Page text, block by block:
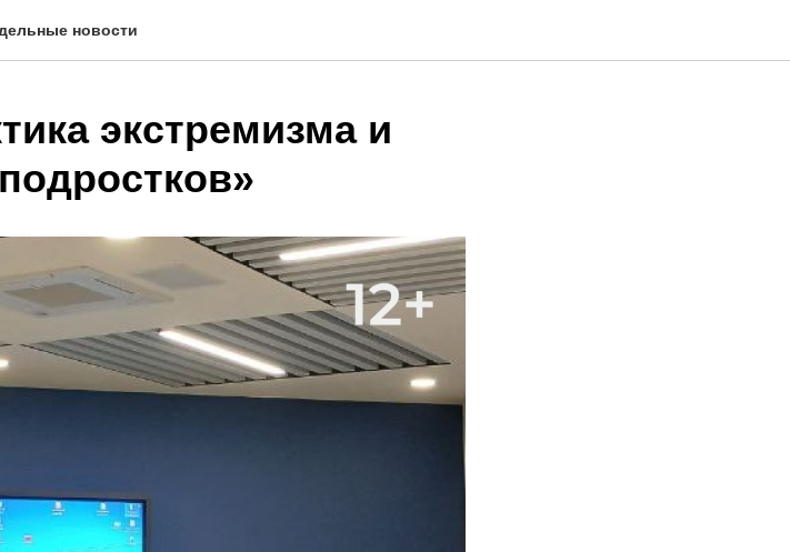
новости
экстремизма и